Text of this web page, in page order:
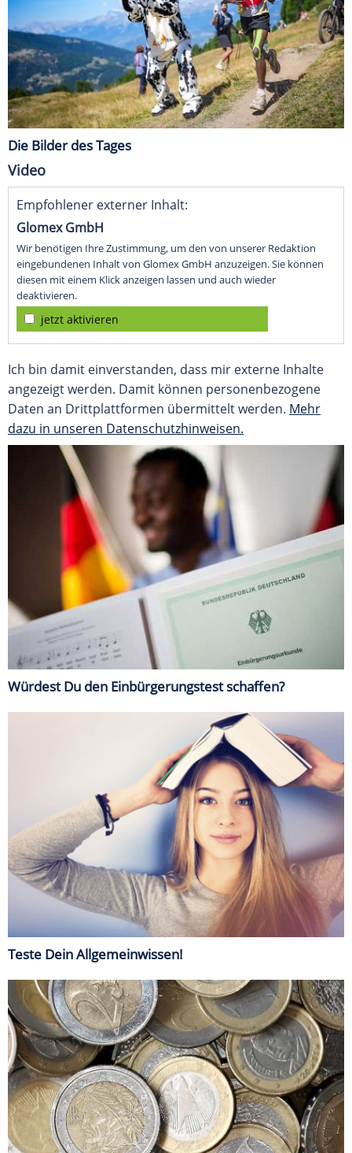
Die Bilder des Tages
Video
Empfohlener externer Inhalt:
Glomex GmbH
Wir benötigen Ihre Zustimmung, um den von unserer Redaktion
eingebundenen Inhalt von Glomex GmbH anzuzeigen. Sie können
diesen mit einem Klick anzeigen lassen und auch wieder
deaktivieren.
jetzt aktivieren
Ich bin damit einverstanden, dass mir externe Inhalte
angezeigt werden. Damit können personenbezogene
Daten an Drittplattformen übermittelt werden. Mehr
dazu in unseren Datenschutzhinweisen.
Würdest Du den Einbürgerungstest schaffen?
Teste Dein Allgemeinwissen!